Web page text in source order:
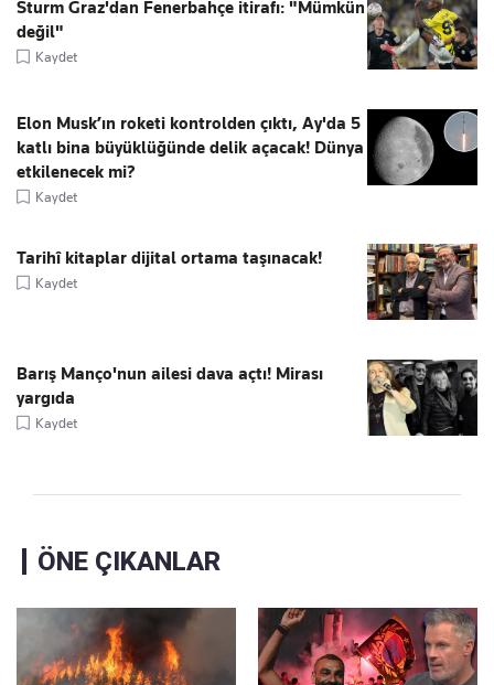
Sturm Graz'dan Fenerbahçe itirafı: "Mümkün
değil"
Kaydet
Elon Musk’ın roketi kontrolden çıktı, Ay'da 5
katlı bina büyüklüğünde delik açacak! Dünya
etkilenecek mi?
Kaydet
Tarihî kitaplar dijital ortama taşınacak!
Kaydet
Barış Manço'nun ailesi dava açtı! Mirası
yargıda
Kaydet
ÖNE ÇIKANLAR